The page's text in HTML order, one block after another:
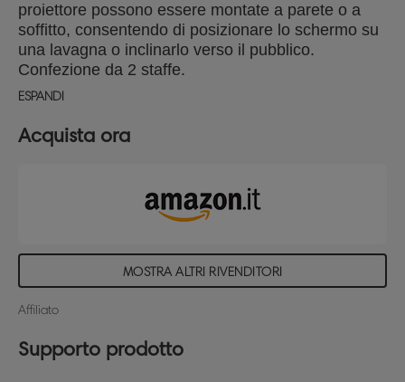
proiettore possono essere montate a parete o a
soffitto, consentendo di posizionare lo schermo su
una lavagna o inclinarlo verso il pubblico.
Confezione da 2 staffe.
ESPANDI
Acquista ora
MOSTRA ALTRI RIVENDITORI
Affiliato
Supporto prodotto